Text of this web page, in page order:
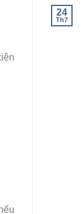
24
Th7